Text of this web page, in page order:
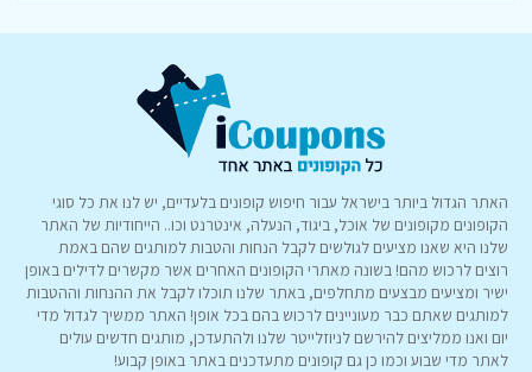
האתר הגדול ביותר בישראל עבור חיפוש קופונים בלעדיים, יש לנו את כל סוגי
הקופונים מקופונים של אוכל, ביגוד, הנעלה, אינטרנט וכו.. הייחודיות של האתר
שלנו היא שאנו מציעים לגולשים לקבל הנחות והטבות למותגים שהם באמת
רוצים לרכוש מהם! בשונה מאתרי הקופונים האחרים אשר מקשרים לדילים באופן
ישיר ומציעים מבצעים מתחלפים, באתר שלנו תוכלו לקבל את ההנחות וההטבות
למותגים שאתם כבר מעוניינים לרכוש בהם בכל אופן! האתר ממשיך לגדול מדי
יום ואנו ממליצים להירשם לניוזלייטר שלנו ולהתעדכן, מותגים חדשים עולים
לאתר מדי שבוע וכמו כן גם קופונים מתעדכנים באתר באופן קבוע!